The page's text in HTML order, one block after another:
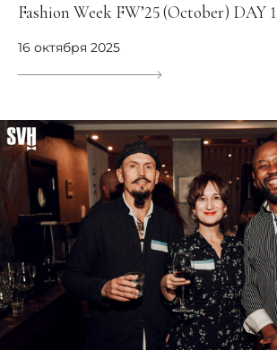
Fashion Week FW’25 (October) DAY 1
16 октября 2025